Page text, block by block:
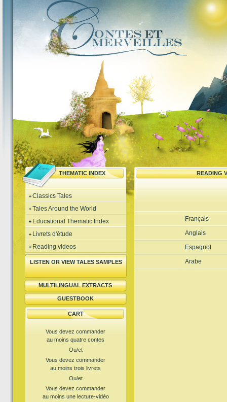
THEMATIC INDEX READING
Classics Tales
Tales Around the World
Educational Thematic Index
Livrets d'étude
Reading videos
LISTEN OR VIEW TALES SAMPLES
MULTILINGUAL EXTRACTS
GUESTBOOK
CART
Vous devez commander
au moins quatre contes
Ou/et
Vous devez commander
au moins trois livrets
Ou/et
Vous devez commander
au moins une lecture-vidéo
Français
Anglais
Espagnol
Arabe